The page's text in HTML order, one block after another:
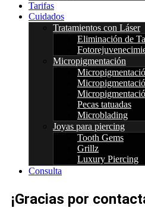
Tarifas
Cuidados
Tratamientos con Láser
Eliminación de
Micropigmentación
Pecas tatuadas
Microblading
Joyas para piercing
Tooth Gems
Grillz
Luxury Piercing
Consulta
¡Gracias por